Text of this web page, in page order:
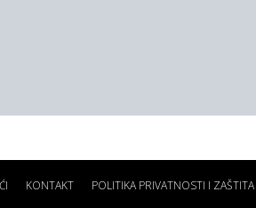
KONTAKT POLITIKA PRIVATNOSTI I